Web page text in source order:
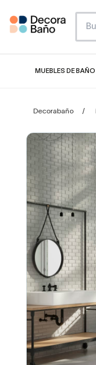
MUEBLES DE BAÑO
Decorabaño